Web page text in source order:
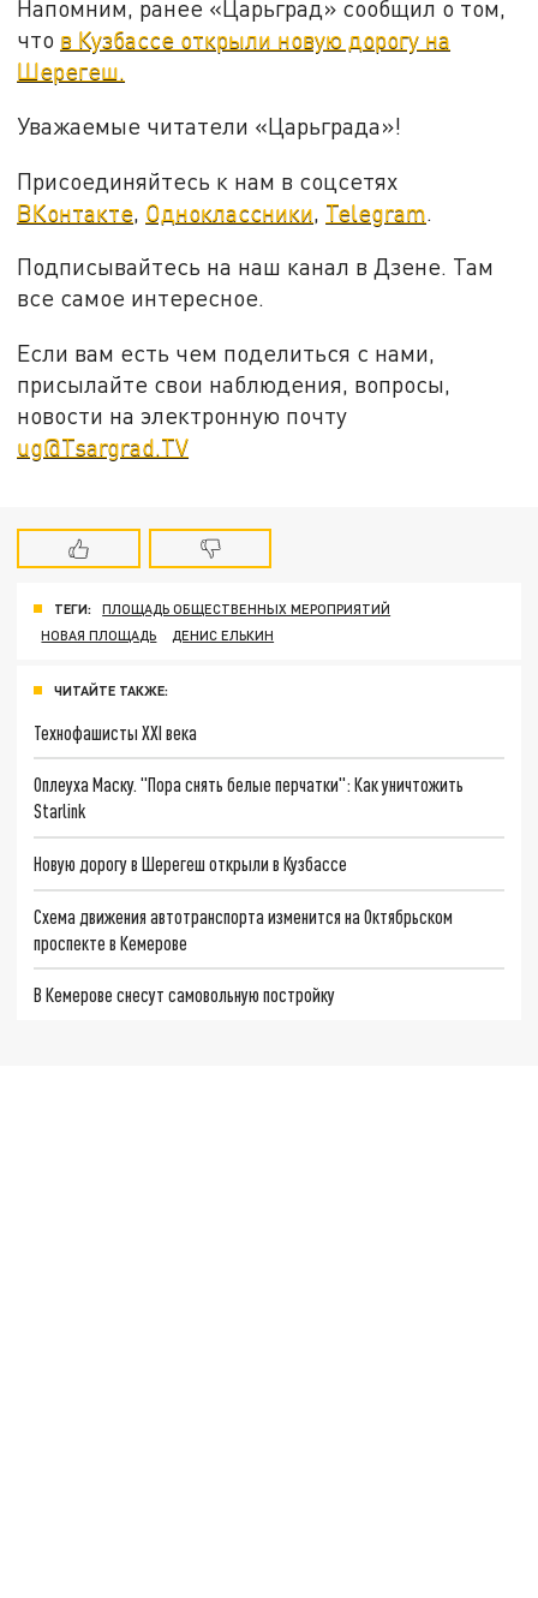
Напомним, ранее «Царьград» сообщил о том,
что в Кузбассе открыли новую дорогу на
Шерегеш.
Уважаемые читатели «Царьграда»!
Присоединяйтесь к нам в соцсетях
ВКонтакте, Одноклассники, Telegram.
Подписывайтесь на наш канал в Дзене. Там
все самое интересное.
Если вам есть чем поделиться с нами,
присылайте свои наблюдения, вопросы,
новости на электронную почту
ug@Tsargrad.TV
ТЕГИ:
ПЛОЩАДЬ ОБЩЕСТВЕННЫХ МЕРОПРИЯТИЙ
НОВАЯ ПЛОЩАДЬ
ДЕНИС ЕЛЬКИН
ЧИТАЙТЕ ТАКЖЕ:
Технофашисты XXI века
Оплеуха Маску. "Пора снять белые перчатки": Как уничтожить
Starlink
Новую дорогу в Шерегеш открыли в Кузбассе
Схема движения автотранспорта изменится на Октябрьском
проспекте в Кемерове
В Кемерове снесут самовольную постройку